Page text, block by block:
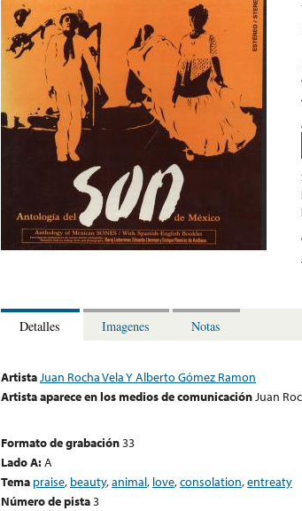
Detalles Imagenes Notas
ArtistaJuan Rocha Vela Y Alberto Gómez Ramon
Artista aparece en los medios de comunicaciónJuan
Formato de grabación33
Lado A:A
Tema praise, beauty,animal, love,consolation,entreaty
Número de pista3